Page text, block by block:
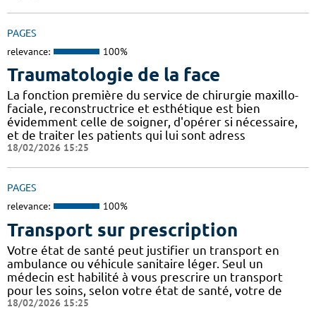
PAGES
relevance: 100%
Traumatologie de la face
La fonction première du service de chirurgie maxillo-
faciale, reconstructrice et esthétique est bien
évidemment celle de soigner, d'opérer si nécessaire,
et de traiter les patients qui lui sont adress
18/02/2026 15:25
PAGES
relevance: 100%
Transport sur prescription
Votre état de santé peut justifier un transport en
ambulance ou véhicule sanitaire léger. Seul un
médecin est habilité à vous prescrire un transport
pour les soins, selon votre état de santé, votre de
18/02/2026 15:25